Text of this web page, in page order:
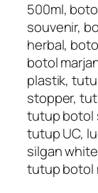
500ml,
souvenir,
herbal,
botol
plastik,
stopper,
tutup botol
tutup UC,
silgan
tutup botol